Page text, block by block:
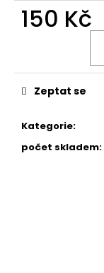
150 Kč
Kategorie:
počet skladem:
Zeptat se